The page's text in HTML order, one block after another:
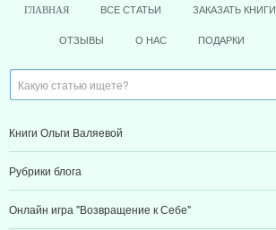
ГЛАВНАЯ ВСЕ СТАТЬИ ЗАКАЗАТЬ КНИГИ
ОТЗЫВЫ О НАС ПОДАРКИ
Книги Ольги Валяевой
Рубрики блога
Онлайн игра "Возвращение к Себе"